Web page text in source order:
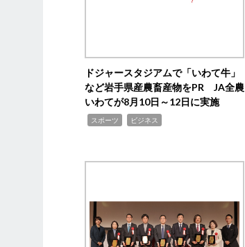
ドジャースタジアムで「いわて牛」
など岩手県産農畜産物をPR JA全農
いわてが8月10日～12日に実施
スポーツ ビジネス